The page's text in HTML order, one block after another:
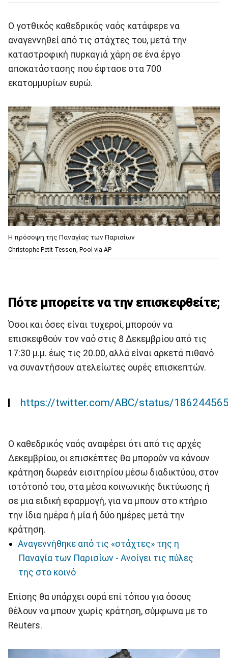
Ο γοτθικός καθεδρικός ναός κατάφερε να
αναγεννηθεί από τις στάχτες του, μετά την
καταστροφική πυρκαγιά χάρη σε ένα έργο
αποκατάστασης που έφτασε στα 700
εκατομμυρίων ευρώ.
Η πρόσοψη της Παναγίας των Παρισίων
Christophe Petit Tesson, Pool via AP
Πότε μπορείτε να την επισκεφθείτε;
Όσοι και όσες είναι τυχεροί, μπορούν να
επισκεφθούν τον ναό στις 8 Δεκεμβρίου από τις
17:30 μ.μ. έως τις 20.00, αλλά είναι αρκετά πιθανό
να συναντήσουν ατελείωτες ουρές επισκεπτών.
https://twitter.com/ABC/status/
Ο καθεδρικός ναός αναφέρει ότι από τις αρχές
Δεκεμβρίου, οι επισκέπτες θα μπορούν να κάνουν
κράτηση δωρεάν εισιτηρίου μέσω διαδικτύου, στον
ιστότοπό του, στα μέσα κοινωνικής δικτύωσης ή
σε μια ειδική εφαρμογή, για να μπουν στο κτήριο
την ίδια ημέρα ή μία ή δύο ημέρες μετά την
κράτηση.
Αναγεννήθηκε από τις «στάχτες» της η
Παναγία των Παρισίων - Ανοίγει τις πύλες
της στο κοινό
Επίσης θα υπάρχει ουρά επί τόπου για όσους
θέλουν να μπουν χωρίς κράτηση, σύμφωνα με το
Reuters.